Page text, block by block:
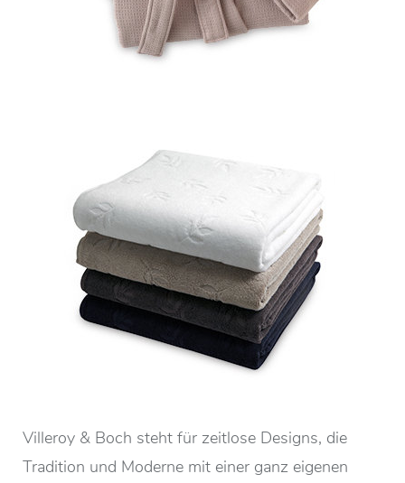
Villeroy & Boch steht für zeitlose Designs, die
Tradition und Moderne mit einer ganz eigenen